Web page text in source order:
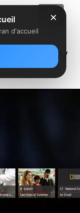
TV
✕
d'accueil